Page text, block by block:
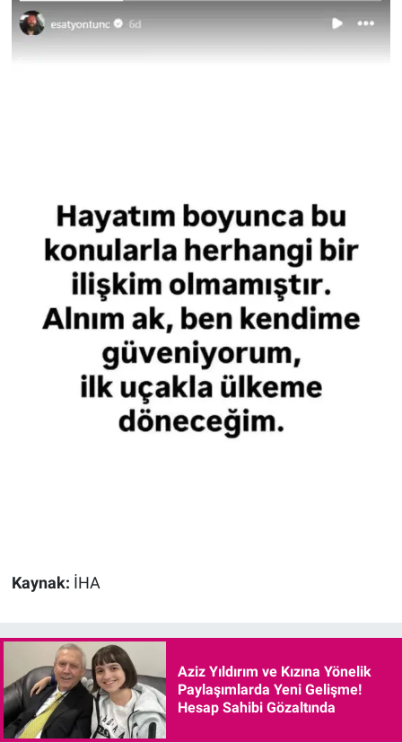
Kaynak: İHA
Aziz Yıldırım ve Kızına Yönelik
Paylaşımlarda Yeni Gelişme!
Hesap Sahibi Gözaltında